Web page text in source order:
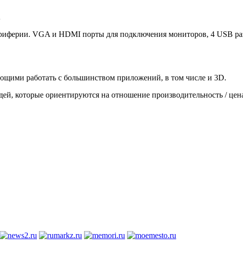
VGA и HDMI порты для подключения мониторов, 4 USB
работать с большинством приложений, в том числе и 3D.
которые ориентируются на отношение производительность /